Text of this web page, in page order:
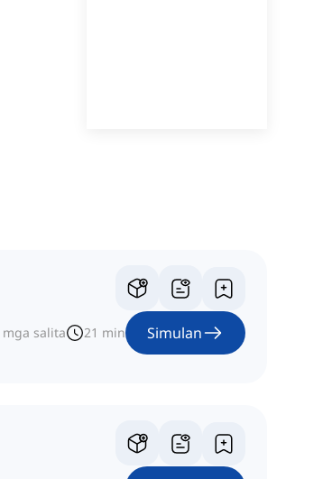
mga salita 21 min Simulan